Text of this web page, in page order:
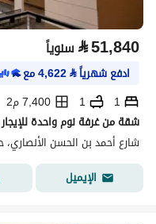
⃁51,840 سنوياً
ادفع شهرياً⃁
4,622مع
1
1
7,400 م2
شقة من غرفة نوم واحدة
شارع أحمد بن الحسن
الإيميل